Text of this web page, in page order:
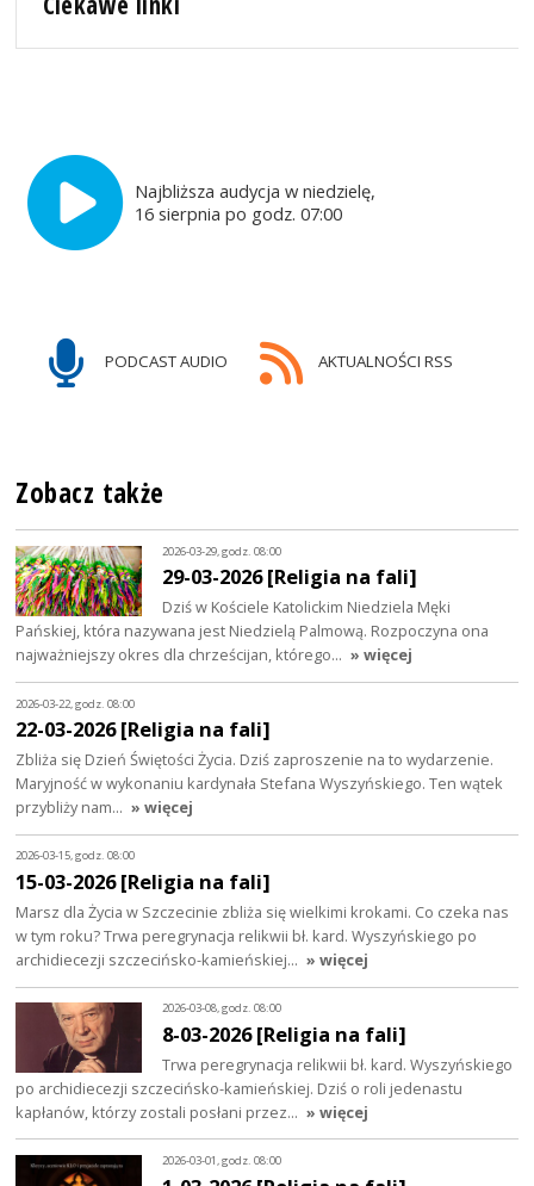
Najbliższa audycja w niedzielę,
16 sierpnia po godz. 07:00
PODCAST AUDIO AKTUALNOŚCI RSS
Zobacz także
2026-03-29, godz. 08:00
29-03-2026 [Religia na fali]
Dziś w Kościele Katolickim Niedziela Męki
Pańskiej, która nazywana jest Niedzielą Palmową. Rozpoczyna ona
najważniejszy okres dla chrześcijan, którego… » więcej
2026-03-22, godz. 08:00
22-03-2026 [Religia na fali]
Zbliża się Dzień Świętości Życia. Dziś zaproszenie na to wydarzenie.
Maryjność w wykonaniu kardynała Stefana Wyszyńskiego. Ten wątek
przybliży nam… » więcej
2026-03-15, godz. 08:00
15-03-2026 [Religia na fali]
Marsz dla Życia w Szczecinie zbliża się wielkimi krokami. Co czeka nas
w tym roku? Trwa peregrynacja relikwii bł. kard. Wyszyńskiego po
archidiecezji szczecińsko-kamieńskiej… » więcej
2026-03-08, godz. 08:00
8-03-2026 [Religia na fali]
Trwa peregrynacja relikwii bł. kard. Wyszyńskiego
po archidiecezji szczecińsko-kamieńskiej. Dziś o roli jedenastu
kapłanów, którzy zostali posłani przez… » więcej
2026-03-01, godz. 08:00